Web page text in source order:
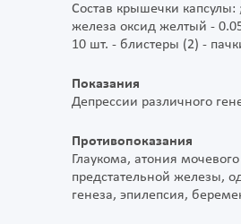
Состав крышечки капсулы:
железа оксид желтый -
10 шт. - блистеры (2) -
Показания
Депрессии различного
Противопоказания
Глаукома, атония
предстательной железы,
генеза, эпилепсия,